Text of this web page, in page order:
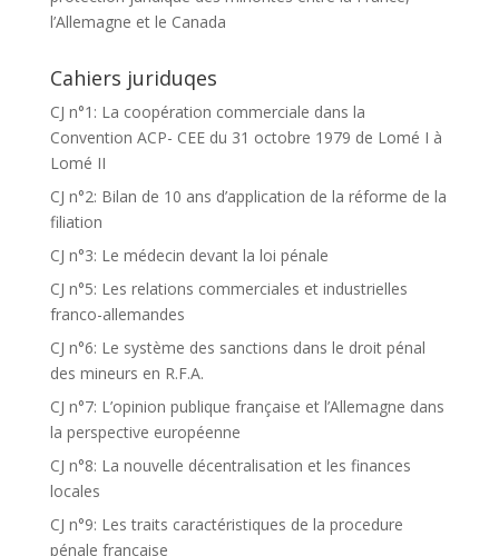
l’Allemagne et le Canada
Cahiers juriduqes
CJ n°1: La coopération commerciale dans la
Convention ACP- CEE du 31 octobre 1979 de Lomé I à
Lomé II
CJ n°2: Bilan de 10 ans d’application de la réforme de la
filiation
CJ n°3: Le médecin devant la loi pénale
CJ n°5: Les relations commerciales et industrielles
franco-allemandes
CJ n°6: Le système des sanctions dans le droit pénal
des mineurs en R.F.A.
CJ n°7: L’opinion publique française et l’Allemagne dans
la perspective européenne
CJ n°8: La nouvelle décentralisation et les finances
locales
CJ n°9: Les traits caractéristiques de la procedure
pénale française